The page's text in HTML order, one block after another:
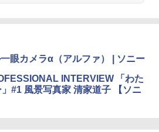
眼カメラα（アルファ） | ソニー
INTERVIEW 「わた
#1 風景写真家 清家道子 【ソニ